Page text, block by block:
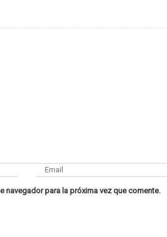
navegador para la próxima vez que comente.